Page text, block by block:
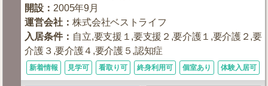
開設 ： 2005年9月
運営会社 ：株式会社ベストライフ
入居条件： 自立,要支援１,要支援２,要介護１,要介護２,要
介護３,要介護４,要介護５,認知症
新着情報 見学可 看取り可 終身利用可 個室あり 体験入居可